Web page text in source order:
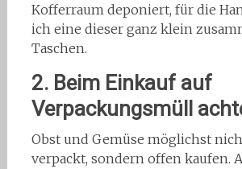
Kofferraum deponiert, für die
ich eine dieser ganz klein
Taschen.
2. Beim Einkauf auf
Verpackungsmüll
Obst und Gemüse möglichst
verpackt, sondern offen kaufen.